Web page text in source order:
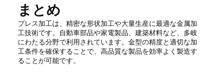
まとめ
プレス加工は、精密な形状加工や大量生産に最適な金属加
工技術です。自動車部品や家電製品、建築材料など、多岐
にわたる分野で利用されています。金型の精度と適切な加
工条件を確保することで、高品質な製品を効率よく製造す
ることが可能です。